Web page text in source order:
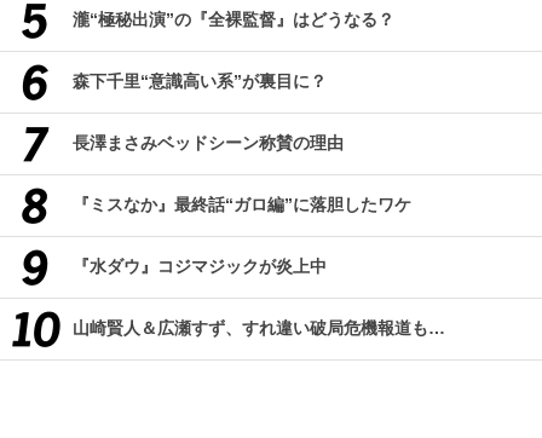
瀧“極秘出演”の『全裸監督』はどうなる？
森下千里“意識高い系”が裏目に？
長澤まさみベッドシーン称賛の理由
『ミスなか』最終話“ガロ編”に落胆したワケ
『水ダウ』コジマジックが炎上中
山崎賢人＆広瀬すず、すれ違い破局危機報道も…